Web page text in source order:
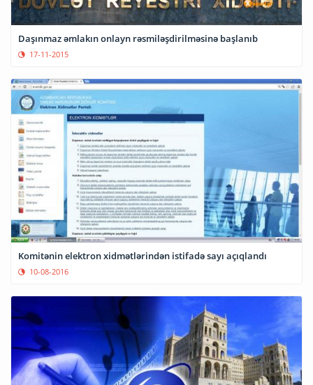
Daşınmaz əmlakın onlayn rəsmiləşdirilməsinə başlanıb
17-11-2015
Komitənin elektron xidmətlərindən istifadə sayı açıqlandı
10-08-2016